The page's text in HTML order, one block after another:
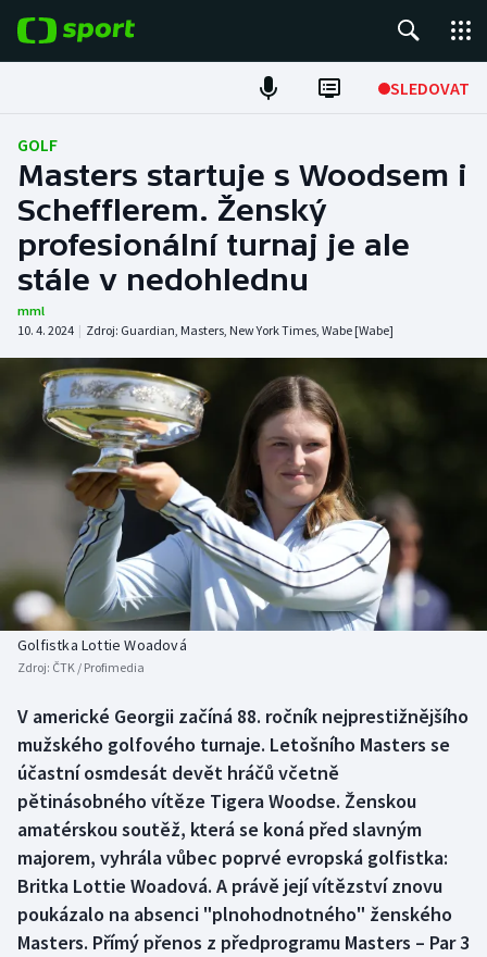
SLEDOVAT
Fotbal
Hokej
Tenis
Atletika
DALŠÍ SPORTY
Americký fotbal
Baseball a softbal
Basketbal
Biatlon
Boby a skeleton
Box
Curling
Dostihy
Florbal
Futsal
NEPŘEHLÉDNĚTE
Soutěže
Historické návraty
Aplikace ČT sport
AZ kvíz
GOLF
Masters startuje s Woodsem i
Schefflerem. Ženský
profesionální turnaj je ale
stále v nedohlednu
mml
10. 4. 2024 | Zdroj: Guardian, Masters, New York Times, Wabe [Wabe]
Golfistka Lottie Woadová
Zdroj: ČTK / Profimedia
V americké Georgii začíná 88. ročník nejprestižnějšího
mužského golfového turnaje. Letošního Masters se
účastní osmdesát devět hráčů včetně
pětinásobného vítěze Tigera Woodse. Ženskou
amatérskou soutěž, která se koná před slavným
majorem, vyhrála vůbec poprvé evropská golfistka:
Britka Lottie Woadová. A právě její vítězství znovu
poukázalo na absenci "plnohodnotného" ženského
Masters. Přímý přenos z předprogramu Masters – Par 3